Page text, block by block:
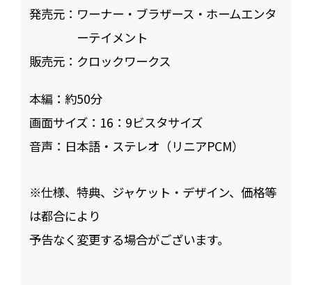
発売元： ワーナー・ブラザース・ホームエンタ
ーテイメント
販売元： クロックワークス
本編： 約50
画面サイズ： 16：9ビスタサイズ
音声： 日本語・ステレオ（リニアPCM）
※仕様、特典、ジャケット・デザイン、価格等
は都合により
予告なく変更する場合がございます。